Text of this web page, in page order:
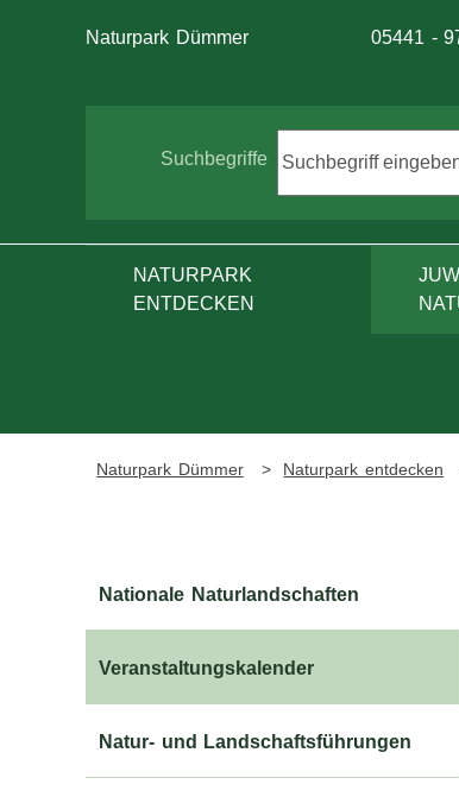
Naturpark Dümmer Telefon:
05441 -
Suchbegriffe
NATURPARK
ENTDECKEN
Naturpark Dümmer Naturpark entdecken
Nationale Naturlandschaften
Veranstaltungskalender
Natur- und Landschaftsführungen